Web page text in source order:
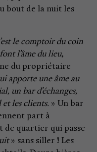
bout de la nuit les
le comptoir du coin
l’âme du lieu,
du propriétaire
apporte une âme au
un bar d’échanges,
et les clients. » Un bar
part à
de quartier qui passe
» sans siller ! Les